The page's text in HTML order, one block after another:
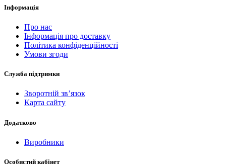
Інформація
Про нас
Інформація про доставку
Політика конфіденційності
Умови згоди
Служба підтримки
Зворотній зв’язок
Карта сайту
Додатково
Виробники
Особистий кабінет